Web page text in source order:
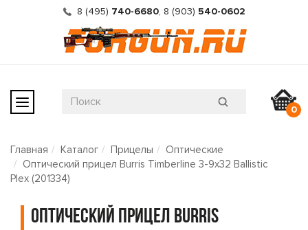
8 (495) 740-6680, 8 (903) 540-0602
0
Главная Каталог Прицелы
Оптические
Оптический прицел Burris Timberline 3-9x32 Ballistic
Plex (201334)
Оптический прицел Burris